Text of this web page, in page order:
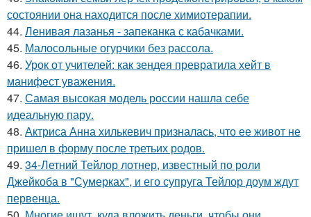
состоянии она находится после химиотерапии.
44. Ленивая лазанья - запеканка с кабачками.
45. Малосольные огурчики без рассола.
46. Урок от учителей: как зендея превратила хейт в
манифест уважения.
47. Самая высокая модель россии нашла себе
идеальную пару.
48. Актриса Анна хилькевич призналась, что ее живот не
пришел в форму после третьих родов.
49. 34-Летний Тейлор лотнер, известный по роли
Джейкоба в "Сумерках", и его супруга Тейлор доум ждут
первенца.